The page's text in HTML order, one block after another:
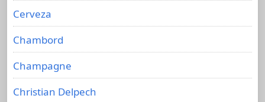
Cerveza
Chambord
Champagne
Christian Delpech